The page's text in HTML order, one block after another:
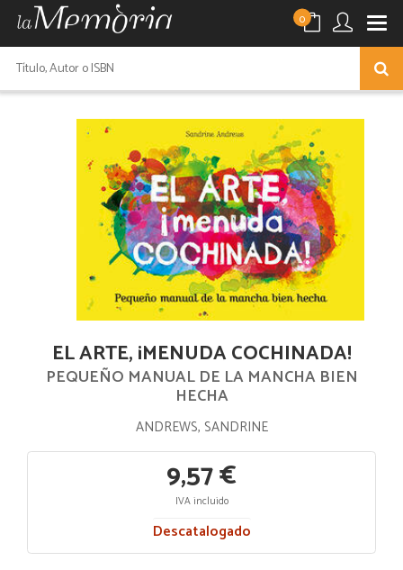
0
EL ARTE, ¡MENUDA COCHINADA!
PEQUEÑO MANUAL DE LA MANCHA BIEN
HECHA
ANDREWS, SANDRINE
9,57 €
IVA incluido
Descatalogado